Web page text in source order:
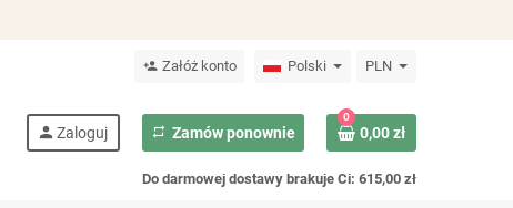
person_add Załóż konto Polski PLN
person Zaloguj repeat Zamów ponownie
0
0,00 zł
Do darmowej dostawy brakuje Ci: 615,00 zł